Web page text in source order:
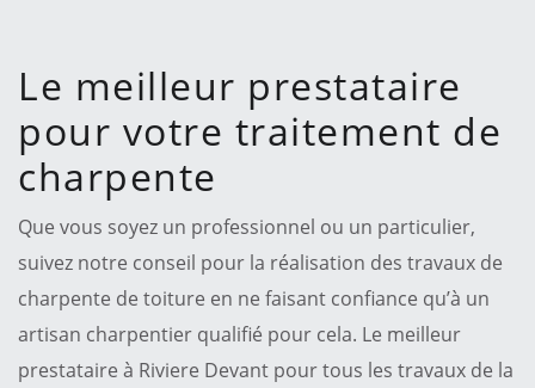
Le meilleur prestataire
pour votre traitement de
charpente
Que vous soyez un professionnel ou un particulier,
suivez notre conseil pour la réalisation des travaux de
charpente de toiture en ne faisant confiance qu’à un
artisan charpentier qualifié pour cela. Le meilleur
prestataire à Riviere Devant pour tous les travaux de la